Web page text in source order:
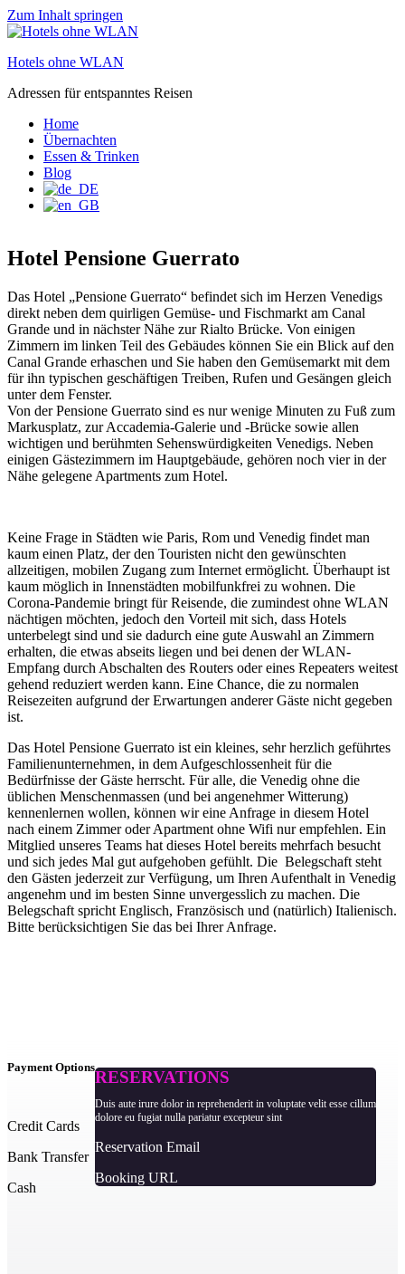
Zum Inhalt springen
Hotels ohne WLAN
Adressen für entspanntes Reisen
Home
Übernachten
Essen & Trinken
Blog
Hotel Pensione Guerrato
Das Hotel „Pensione Guerrato“ befindet sich im Herzen Venedigs
direkt neben dem quirligen Gemüse- und Fischmarkt am Canal
Grande und in nächster Nähe zur Rialto Brücke. Von einigen
Zimmern im linken Teil des Gebäudes können Sie ein Blick auf den
Canal Grande erhaschen und Sie haben den Gemüsemarkt mit dem
für ihn typischen geschäftigen Treiben, Rufen und Gesängen gleich
unter dem Fenster.
Von der Pensione Guerrato sind es nur wenige Minuten zu Fuß zum
Markusplatz, zur Accademia-Galerie und -Brücke sowie allen
wichtigen und berühmten Sehenswürdigkeiten Venedigs. Neben
einigen Gästezimmern im Hauptgebäude, gehören noch vier in der
Nähe gelegene Apartments zum Hotel.
Keine Frage in Städten wie Paris, Rom und Venedig findet man
kaum einen Platz, der den Touristen nicht den gewünschten
allzeitigen, mobilen Zugang zum Internet ermöglicht. Überhaupt ist
kaum möglich in Innenstädten mobilfunkfrei zu wohnen. Die
Corona-Pandemie bringt für Reisende, die zumindest ohne WLAN
nächtigen möchten, jedoch den Vorteil mit sich, dass Hotels
unterbelegt sind und sie dadurch eine gute Auswahl an Zimmern
erhalten, die etwas abseits liegen und bei denen der WLAN-
Empfang durch Abschalten des Routers oder eines Repeaters weitest
gehend reduziert werden kann. Eine Chance, die zu normalen
Reisezeiten aufgrund der Erwartungen anderer Gäste nicht gegeben
ist.
Das Hotel Pensione Guerrato ist ein kleines, sehr herzlich geführtes
Familienunternehmen, in dem Aufgeschlossenheit für die
Bedürfnisse der Gäste herrscht. Für alle, die Venedig ohne die
üblichen Menschenmassen (und bei angenehmer Witterung)
kennenlernen wollen, können wir eine Anfrage in diesem Hotel
nach einem Zimmer oder Apartment ohne Wifi nur empfehlen. Ein
Mitglied unseres Teams hat dieses Hotel bereits mehrfach besucht
und sich jedes Mal gut aufgehoben gefühlt. Die Belegschaft steht
den Gästen jederzeit zur Verfügung, um Ihren Aufenthalt in Venedig
angenehm und im besten Sinne unvergesslich zu machen. Die
Belegschaft spricht Englisch, Französisch und (natürlich) Italienisch.
Bitte berücksichtigen Sie das bei Ihrer Anfrage.
Payment Options
Credit Cards
Bank Transfer
Cash
RESERVATIONS
Duis aute irure dolor in reprehenderit in voluptate velit esse cillum
dolore eu fugiat nulla pariatur excepteur sint
Reservation Email
Booking URL